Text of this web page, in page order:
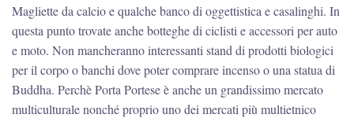
Magliette da calcio e qualche banco di oggettistica e casalinghi. In
questa punto trovate anche botteghe di ciclisti e accessori per auto
e moto. Non mancheranno interessanti stand di prodotti biologici
per il corpo o banchi dove poter comprare incenso o una statua di
Buddha. Perchè Porta Portese è anche un grandissimo mercato
multiculturale nonché proprio uno dei mercati più multietnico